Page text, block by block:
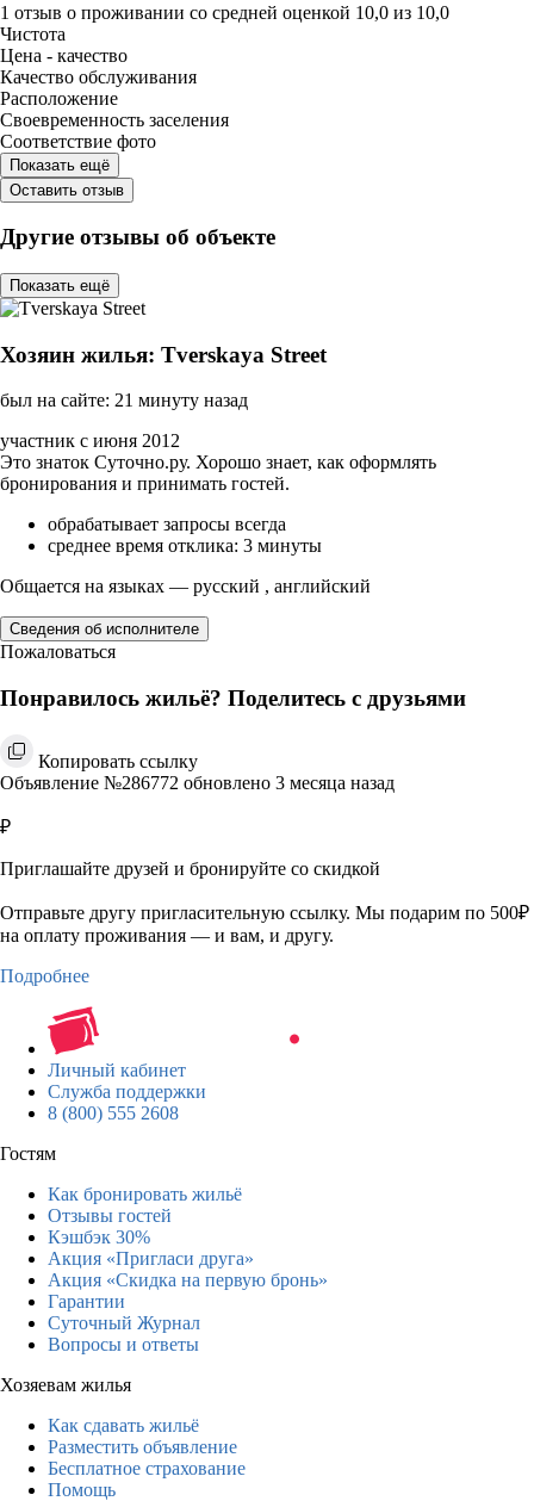
1 отзыв о проживании со средней оценкой 10,0 из 10,0
Чистота
Цена - качество
Качество обслуживания
Расположение
Своевременность заселения
Соответствие фото
Показать ещё
Оставить отзыв
Другие отзывы об объекте
Показать ещё
Хозяин жилья: Tverskaya Street
был на сайте: 21 минуту назад
участник с июня 2012
Это знаток Суточно.ру. Хорошо знает, как оформлять
бронирования и принимать гостей.
обрабатывает запросы всегда
среднее время отклика: 3 минуты
Общается на языках — русский , английский
Сведения об исполнителе
Пожаловаться
Понравилось жильё? Поделитесь с друзьями
Копировать ссылку
Объявление №286772 обновлено 3 месяца назад
₽
Приглашайте друзей и бронируйте со скидкой
Отправьте другу пригласительную ссылку. Мы подарим по 500₽
на оплату проживания — и вам, и другу.
Подробнее
Личный кабинет
Служба поддержки
8 (800) 555 2608
Гостям
Как бронировать жильё
Отзывы гостей
Кэшбэк 30%
Акция «Пригласи друга»
Акция «Скидка на первую бронь»
Гарантии
Суточный Журнал
Вопросы и ответы
Хозяевам жилья
Как сдавать жильё
Разместить объявление
Бесплатное страхование
Помощь